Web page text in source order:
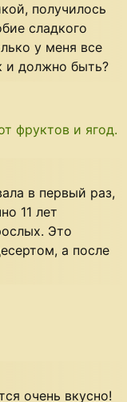
получилось
сладкого
у меня все
и должно быть?
фруктов и ягод.
в первый раз,
11 лет
Это
а после
очень вкусно!